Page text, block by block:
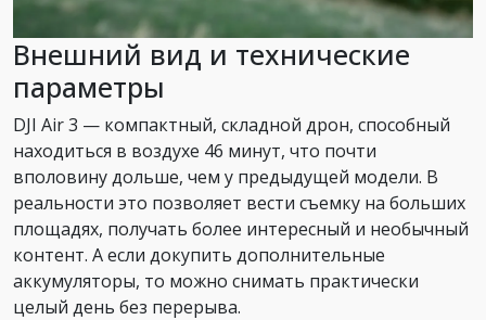
Внешний вид и технические
параметры
DJI Air 3 — компактный, складной дрон, способный
находиться в воздухе 46 минут, что почти
вполовину дольше, чем у предыдущей модели. В
реальности это позволяет вести съемку на больших
площадях, получать более интересный и необычный
контент. А если докупить дополнительные
аккумуляторы, то можно снимать практически
целый день без перерыва.